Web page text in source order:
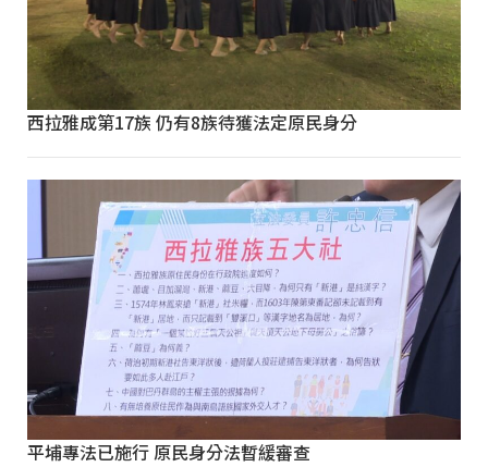
西拉雅成第17族 仍有8族待獲法定原民身分
平埔專法已施行 原民身分法暫緩審查